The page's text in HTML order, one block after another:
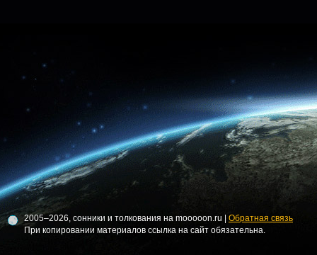
2005–2026, сонники и толкования на mooooon.ru | Обратная связь
При копировании материалов ссылка на сайт обязательна.